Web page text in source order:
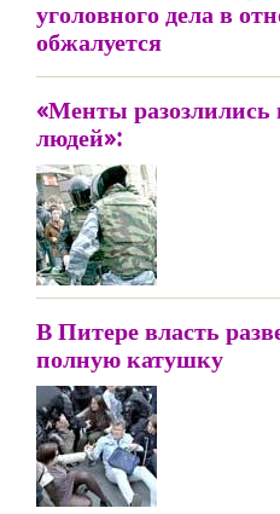
уголовного дела в
обжалуется
«Менты
людей»:
В Питере власть
полную катушку